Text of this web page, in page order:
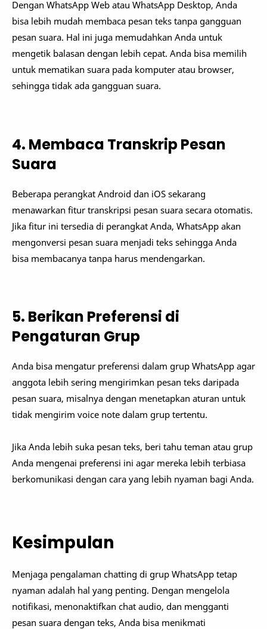
Dengan WhatsApp Web atau WhatsApp Desktop, Anda
bisa lebih mudah membaca pesan teks tanpa gangguan
pesan suara. Hal ini juga memudahkan Anda untuk
mengetik balasan dengan lebih cepat. Anda bisa memilih
untuk mematikan suara pada komputer atau browser,
sehingga tidak ada gangguan suara.
4. Membaca Transkrip Pesan
Suara
Beberapa perangkat Android dan iOS sekarang
menawarkan fitur transkripsi pesan suara secara otomatis.
Jika fitur ini tersedia di perangkat Anda, WhatsApp akan
mengonversi pesan suara menjadi teks sehingga Anda
bisa membacanya tanpa harus mendengarkan.
5. Berikan Preferensi di
Pengaturan Grup
Anda bisa mengatur preferensi dalam grup WhatsApp agar
anggota lebih sering mengirimkan pesan teks daripada
pesan suara, misalnya dengan menetapkan aturan untuk
tidak mengirim voice note dalam grup tertentu.
Jika Anda lebih suka pesan teks, beri tahu teman atau grup
Anda mengenai preferensi ini agar mereka lebih terbiasa
berkomunikasi dengan cara yang lebih nyaman bagi Anda.
Kesimpulan
Menjaga pengalaman chatting di grup WhatsApp tetap
nyaman adalah hal yang penting. Dengan mengelola
notifikasi, menonaktifkan chat audio, dan mengganti
pesan suara dengan teks, Anda bisa menikmati